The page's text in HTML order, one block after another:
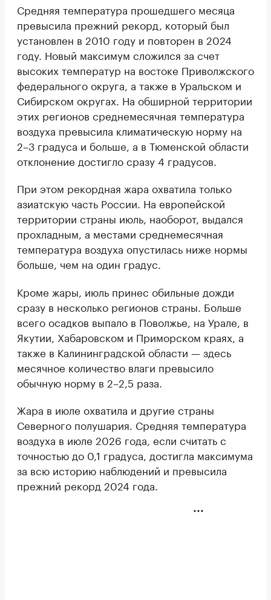
Средняя температура прошедшего месяца
превысила прежний рекорд, который был
установлен в 2010 году и повторен в 2024
году. Новый максимум сложился за счет
высоких температур на востоке Приволжского
федерального округа, а также в Уральском и
Сибирском округах. На обширной территории
этих регионов среднемесячная температура
воздуха превысила климатическую норму на
2–3 градуса и больше, а в Тюменской области
отклонение достигло сразу 4 градусов.
При этом рекордная жара охватила только
азиатскую часть России. На европейской
территории страны июль, наоборот, выдался
прохладным, а местами среднемесячная
температура воздуха опустилась ниже нормы
больше, чем на один градус.
Кроме жары, июль принес обильные дожди
сразу в несколько регионов страны. Больше
всего осадков выпало в Поволжье, на Урале, в
Якутии, Хабаровском и Приморском краях, а
также в Калининградской области — здесь
месячное количество влаги превысило
обычную норму в 2–2,5 раза.
Жара в июле охватила и другие страны
Северного полушария. Средняя температура
воздуха в июле 2026 года, если считать с
точностью до 0,1 градуса, достигла максимума
за всю историю наблюдений и превысила
прежний рекорд 2024 года.